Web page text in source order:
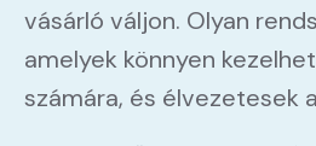
vásárló váljon. Olyan
amelyek könnyen
számára, és élvezetesek